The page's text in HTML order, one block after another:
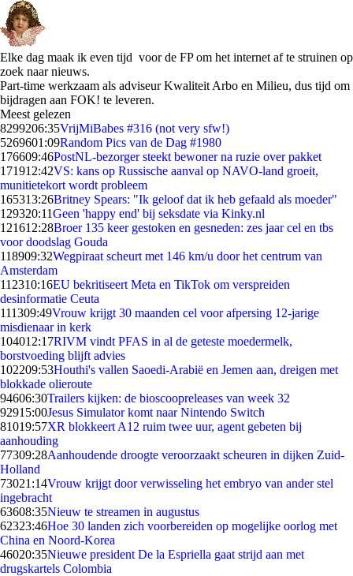
Elke dag maak ik even tijd voor de FP om het internet af te struinen op
zoek naar nieuws.
Part-time werkzaam als adviseur Kwaliteit Arbo en Milieu, dus tijd om
bijdragen aan FOK! te leveren.
Meest gelezen
8299206:35VrijMiBabes #316 (not very sfw!)
5269601:09Random Pics van de Dag #1980
176609:46PostNL-bezorger steekt bewoner na ruzie over pakket
171912:42VS: kans op Russische aanval op NAVO-land groeit,
munitietekort wordt probleem
165313:26Britney Spears: "Ik geloof dat ik heb gefaald als moeder"
129320:11Geen 'happy end' bij seksdate via Kinky.nl
121612:28Broer 135 keer gestoken en gesneden: zes jaar cel en tbs
voor doodslag Gouda
118909:32Wegpiraat scheurt met 146 km/u door het centrum van
Amsterdam
112310:16EU bekritiseert Meta en TikTok om verspreiden
desinformatie Ceuta
111309:49Vrouw krijgt 30 maanden cel voor afpersing 12-jarige
misdienaar in kerk
104012:17RIVM vindt PFAS in al de geteste moedermelk,
borstvoeding blijft advies
102209:53Houthi's vallen Saoedi-Arabië en Jemen aan, dreigen met
blokkade olieroute
94606:30Trailers kijken: de bioscoopreleases van week 32
92915:00Jesus Simulator komt naar Nintendo Switch
81019:57XR blokkeert A12 ruim twee uur, agent gebeten bij
aanhouding
77309:28Aanhoudende droogte veroorzaakt scheuren in dijken Zuid-
Holland
73021:14Vrouw krijgt door verwisseling het embryo van ander stel
ingebracht
63608:35Nieuw te streamen in augustus
62323:46Hoe 30 landen zich voorbereiden op mogelijke oorlog met
China en Noord-Korea
46020:35Nieuwe president De la Espriella gaat strijd aan met
drugskartels Colombia